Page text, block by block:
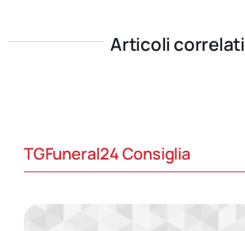
Articoli correlati
TGFuneral24 Consiglia